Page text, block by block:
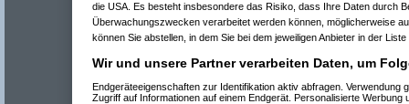
die USA. Es besteht insbesondere das Risiko, dass Ihre Daten durch
Überwachungszwecken verarbeitet werden können, möglicherweise
können Sie abstellen, in dem Sie bei dem jeweiligen Anbieter in der
Wir und unsere Partner verarbeiten Daten, um
Endgeräteeigenschaften zur Identifikation aktiv abfragen. Verwendung
Zugriff auf Informationen auf einem Endgerät. Personalisierte Werbung